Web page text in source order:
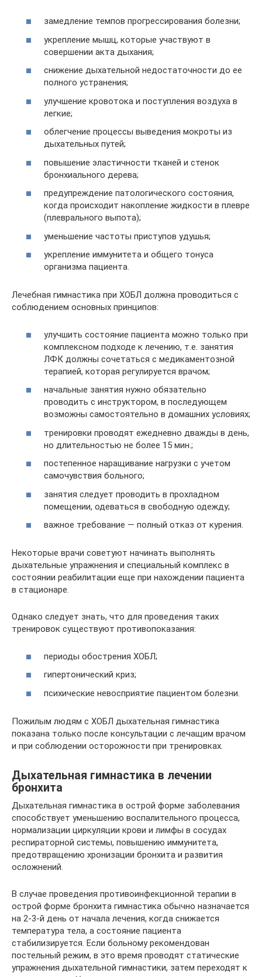
замедление темпов прогрессирования болезни;
укрепление мышц, которые участвуют в
совершении акта дыхания;
снижение дыхательной недостаточности до ее
полного устранения;
улучшение кровотока и поступления воздуха в
легкие;
облегчение процессы выведения мокроты из
дыхательных путей;
повышение эластичности тканей и стенок
бронхиального дерева;
предупреждение патологического состояния,
когда происходит накопление жидкости в плевре
(плеврального выпота);
уменьшение частоты приступов удушья;
укрепление иммунитета и общего тонуса
организма пациента.
Лечебная гимнастика при ХОБЛ должна проводиться с
соблюдением основных принципов:
улучшить состояние пациента можно только при
комплексном подходе к лечению, т.е. занятия
ЛФК должны сочетаться с медикаментозной
терапией, которая регулируется врачом;
начальные занятия нужно обязательно
проводить с инструктором, в последующем
возможны самостоятельно в домашних условиях;
тренировки проводят ежедневно дважды в день,
но длительностью не более 15 мин.;
постепенное наращивание нагрузки с учетом
самочувствия больного;
занятия следует проводить в прохладном
помещении, одеваться в свободную одежду;
важное требование — полный отказ от курения.
Некоторые врачи советуют начинать выполнять
дыхательные упражнения и специальный комплекс в
состоянии реабилитации еще при нахождении пациента
в стационаре.
Однако следует знать, что для проведения таких
тренировок существуют противопоказания:
периоды обострения ХОБЛ;
гипертонический криз;
психические невосприятие пациентом болезни.
Пожилым людям с ХОБЛ дыхательная гимнастика
показана только после консультации с лечащим врачом
и при соблюдении осторожности при тренировках.
Дыхательная гимнастика в лечении
бронхита
Дыхательная гимнастика в острой форме заболевания
способствует уменьшению воспалительного процесса,
нормализации циркуляции крови и лимфы в сосудах
респираторной системы, повышению иммунитета,
предотвращению хронизации бронхита и развития
осложнений.
В случае проведения противоинфекционной терапии в
острой форме бронхита гимнастика обычно назначается
на 2-3-й день от начала лечения, когда снижается
температура тела, а состояние пациента
стабилизируется. Если больному рекомендован
постельный режим, в это время проводят статические
упражнения дыхательной гимнастики, затем переходят к